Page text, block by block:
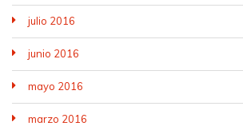
julio 2016
junio 2016
mayo 2016
marzo 2016